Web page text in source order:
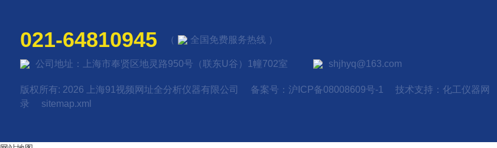
021-64810945 （ 全国免费服务热线 ）
公司地址：上海市奉贤区地灵路950号（联东U谷）1幢702室 shjhyq@163.com
版权所有: 2026 上海91视频网址全分析仪器有限公司 备案号： 沪ICP备08008609号-1 技术支持： 化工仪器网
录
sitemap.xml